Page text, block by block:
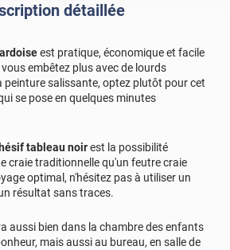
détaillée
est pratique, économique et facile
embêtez plus avec de lourds
peinture salissante, optez plutôt pour cet
se pose en quelques minutes
tableau noirest la possibilité
craie traditionnelle qu'un feutre craie
optimal, n'hésitez pas à utiliser un
résultat sans traces.
aussi bien dans la chambre des enfants
mais aussi au bureau, en salle de